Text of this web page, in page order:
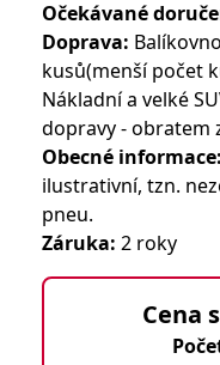
Očekávané
Doprava:
kusů(menší počet
Nákladní a velké
dopravy - obratem
Obecné informace:
ilustrativní, tzn.
pneu.
Záruka: 2 roky
Cena